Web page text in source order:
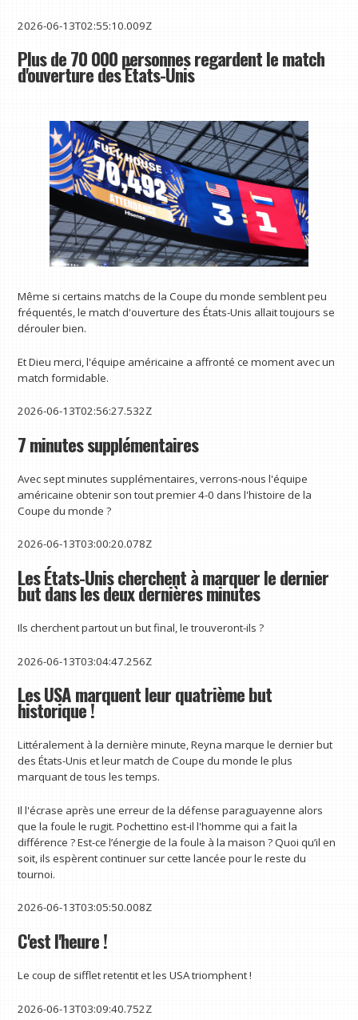
2026-06-13T02:55:10.009Z
Plus de 70 000 personnes regardent le match
d'ouverture des États-Unis
Même si certains matchs de la Coupe du monde semblent peu
fréquentés, le match d'ouverture des États-Unis allait toujours se
dérouler bien.
Et Dieu merci, l'équipe américaine a affronté ce moment avec un
match formidable.
2026-06-13T02:56:27.532Z
7 minutes supplémentaires
Avec sept minutes supplémentaires, verrons-nous l'équipe
américaine obtenir son tout premier 4-0 dans l'histoire de la
Coupe du monde ?
2026-06-13T03:00:20.078Z
Les États-Unis cherchent à marquer le dernier
but dans les deux dernières minutes
Ils cherchent partout un but final, le trouveront-ils ?
2026-06-13T03:04:47.256Z
Les USA marquent leur quatrième but
historique !
Littéralement à la dernière minute, Reyna marque le dernier but
des États-Unis et leur match de Coupe du monde le plus
marquant de tous les temps.
Il l'écrase après une erreur de la défense paraguayenne alors
que la foule le rugit. Pochettino est-il l'homme qui a fait la
différence ? Est-ce l’énergie de la foule à la maison ? Quoi qu’il en
soit, ils espèrent continuer sur cette lancée pour le reste du
tournoi.
2026-06-13T03:05:50.008Z
C'est l'heure !
Le coup de sifflet retentit et les USA triomphent !
2026-06-13T03:09:40.752Z